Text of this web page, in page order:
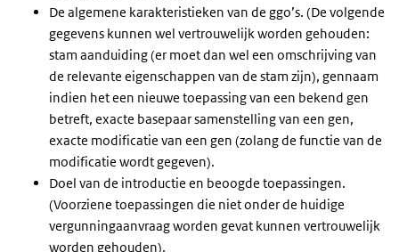
De algemene karakteristieken van de ggo’s. (De volgende
gegevens kunnen wel vertrouwelijk worden gehouden:
stam aanduiding (er moet dan wel een omschrijving van
de relevante eigenschappen van de stam zijn), gennaam
indien het een nieuwe toepassing van een bekend gen
betreft, exacte basepaar samenstelling van een gen,
exacte modificatie van een gen (zolang de functie van de
modificatie wordt gegeven).
Doel van de introductie en beoogde toepassingen.
(Voorziene toepassingen die niet onder de huidige
vergunningaanvraag worden gevat kunnen vertrouwelijk
worden gehouden).